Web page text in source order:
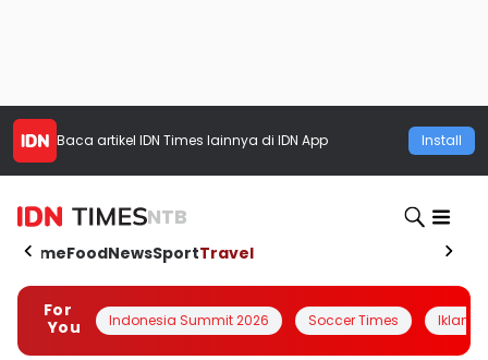
Baca artikel IDN Times lainnya di IDN App Install
NTB
HomeFoodNewsSportTravel
For
You
Indonesia Summit 2026 Soccer Times Iklanin